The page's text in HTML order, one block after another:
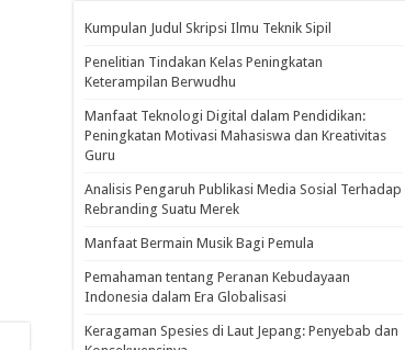
Kumpulan Judul Skripsi Ilmu Teknik Sipil
Penelitian Tindakan Kelas Peningkatan
Keterampilan Berwudhu
Manfaat Teknologi Digital dalam Pendidikan:
Peningkatan Motivasi Mahasiswa dan Kreativitas
Guru
Analisis Pengaruh Publikasi Media Sosial Terhadap
Rebranding Suatu Merek
Manfaat Bermain Musik Bagi Pemula
Pemahaman tentang Peranan Kebudayaan
Indonesia dalam Era Globalisasi
Keragaman Spesies di Laut Jepang: Penyebab dan